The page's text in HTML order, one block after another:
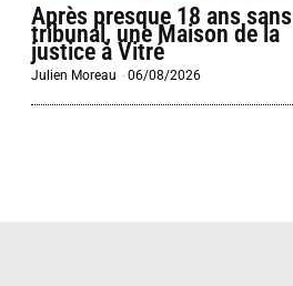
Après presque 18 ans sans
tribunal, une Maison de la
justice à Vitré
Julien Moreau -06/08/2026